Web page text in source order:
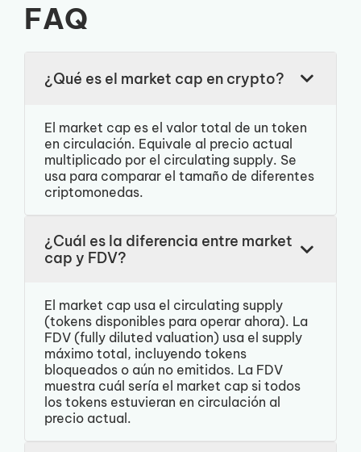
FAQ
¿Qué es el market cap en crypto?
El market cap es el valor total de un token
en circulación. Equivale al precio actual
multiplicado por el circulating supply. Se
usa para comparar el tamaño de diferentes
criptomonedas.
¿Cuál es la diferencia entre market
cap y FDV?
El market cap usa el circulating supply
(tokens disponibles para operar ahora). La
FDV (fully diluted valuation) usa el supply
máximo total, incluyendo tokens
bloqueados o aún no emitidos. La FDV
muestra cuál sería el market cap si todos
los tokens estuvieran en circulación al
precio actual.